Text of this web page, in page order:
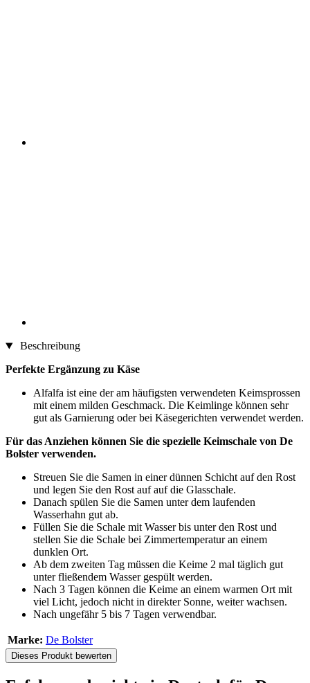
Beschreibung
Perfekte Ergänzung zu Käse
Alfalfa ist eine der am häufigsten verwendeten Keimsprossen
mit einem milden Geschmack. Die Keimlinge können sehr
gut als Garnierung oder bei Käsegerichten verwendet werden.
Für das Anziehen können Sie die spezielle Keimschale von De
Bolster verwenden.
Streuen Sie die Samen in einer dünnen Schicht auf den Rost
und legen Sie den Rost auf auf die Glasschale.
Danach spülen Sie die Samen unter dem laufenden
Wasserhahn gut ab.
Füllen Sie die Schale mit Wasser bis unter den Rost und
stellen Sie die Schale bei Zimmertemperatur an einem
dunklen Ort.
Ab dem zweiten Tag müssen die Keime 2 mal täglich gut
unter fließendem Wasser gespült werden.
Nach 3 Tagen können die Keime an einem warmen Ort mit
viel Licht, jedoch nicht in direkter Sonne, weiter wachsen.
Nach ungefähr 5 bis 7 Tagen verwendbar.
Marke: De Bolster
Dieses Produkt bewerten